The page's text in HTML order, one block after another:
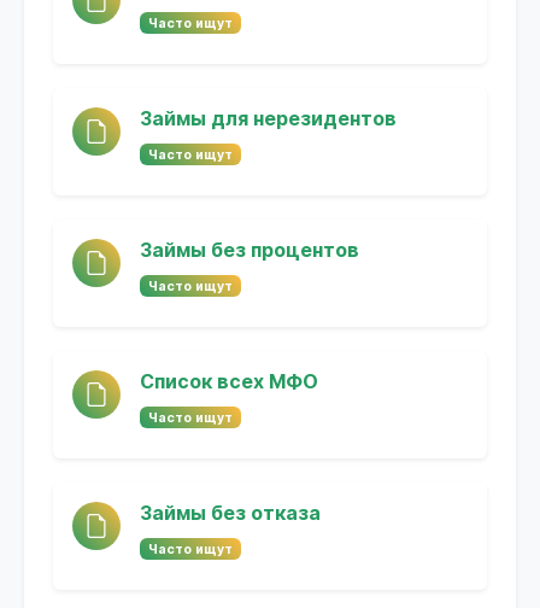
Часто ищут
Займы для нерезидентов
Часто ищут
Займы без процентов
Часто ищут
Список всех МФО
Часто ищут
Займы без отказа
Часто ищут